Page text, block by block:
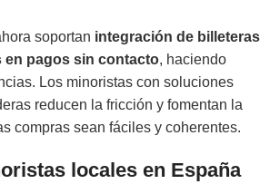
soportan integración de billeteras
en pagos sin contacto, haciendo
Los minoristas con soluciones
reducen la fricción y fomentan la
compras sean fáciles y coherentes.
locales en España